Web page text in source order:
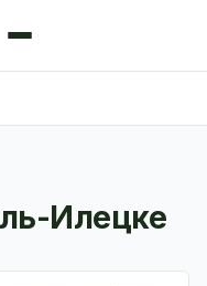
Илецке